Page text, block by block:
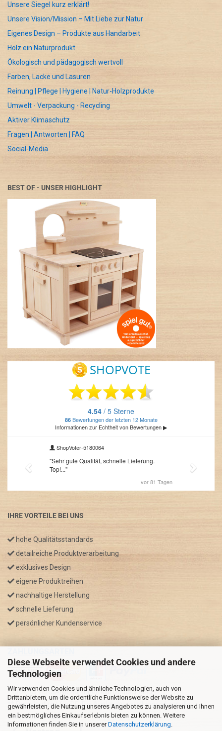
Diese Webseite verwendet Cookies und andere
Technologien
Wir verwenden Cookies und ähnliche Technologien, auch von
Drittanbietern, um die ordentliche Funktionsweise der Website zu
gewährleisten, die Nutzung unseres Angebotes zu analysieren und Ihnen
ein bestmögliches Einkaufserlebnis bieten zu können. Weitere
Informationen finden Sie in unsererDatenschutzerklärung
Unsere Siegel kurz erklärt!
Unsere Vision/Mission – Mit Liebe zur Natur
Eigenes Design – Produkte aus Handarbeit
Holz ein Naturprodukt
Ökologisch und pädagogisch wertvoll
Farben, Lacke und Lasuren
Reinung | Pflege | Hygiene | Natur-Holzprodukte
Umwelt - Verpackung - Recycling
Aktiver Klimaschutz
Fragen | Antworten | FAQ
Social-Media
BEST OF - UNSER HIGHLIGHT
IHRE VORTEILE BEI UNS
hohe Qualitätsstandards
detailreiche Produktverarbeitung
exklusives Design
eigene Produktreihen
nachhaltige Herstellung
schnelle Lieferung
persönlicher Kundenservice
* GRATIS VERSAND nur innerhalb Deutschland
** Regellaufzeit für DE, Bei Auslandsbestellungen kann die
Versandzeit variieren.